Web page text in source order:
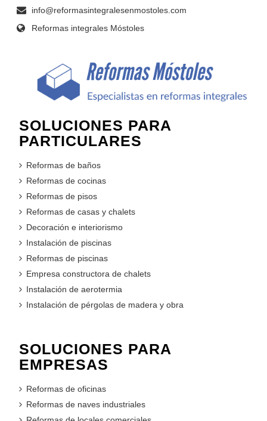
info@reformasintegralesenmostoles.com
Reformas integrales Móstoles
SOLUCIONES PARA
PARTICULARES
Reformas de baños
Reformas de cocinas
Reformas de pisos
Reformas de casas y chalets
Decoración e interiorismo
Instalación de piscinas
Reformas de piscinas
Empresa constructora de chalets
Instalación de aerotermia
Instalación de pérgolas de madera y obra
SOLUCIONES PARA
EMPRESAS
Reformas de oficinas
Reformas de naves industriales